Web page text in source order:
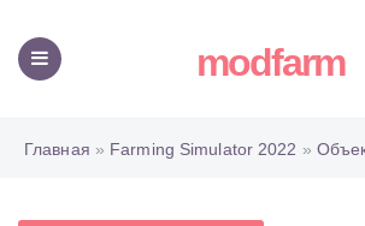
modfarm
Главная » Farming Simulator 2022 »